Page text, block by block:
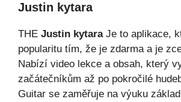
Justin kytara
THE Justin kytaraJe to aplikace,
popularitu tím, že je zdarma a je
Nabízí video lekce a obsah, který
začátečníkům až po pokročilé
Guitar se zaměřuje na výuku